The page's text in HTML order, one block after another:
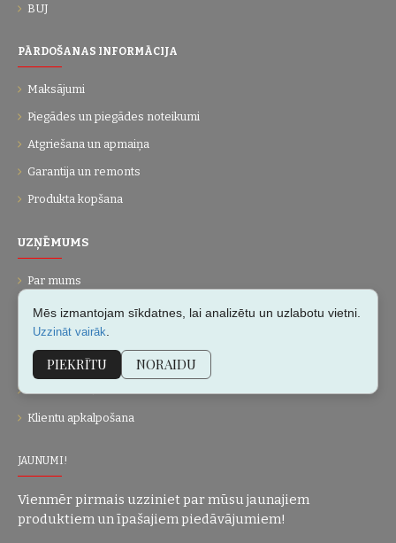
BUJ
PĀRDOŠANAS INFORMĀCIJA
Maksājumi
Piegādes un piegādes noteikumi
Atgriešana un apmaiņa
Garantija un remonts
Produkta kopšana
UZŅĒMUMS
Par mums
Kontakti
Vietnes karte
Dāvanu kartes
Klientu apkalpošana
JAUNUMI!
Vienmēr pirmais uzziniet par mūsu jaunajiem
produktiem un īpašajiem piedāvājumiem!
Mēs izmantojam sīkdatnes, lai analizētu un uzlabotu vietni.
Uzzināt vairāk
PIEKRĪTU NORAIDU